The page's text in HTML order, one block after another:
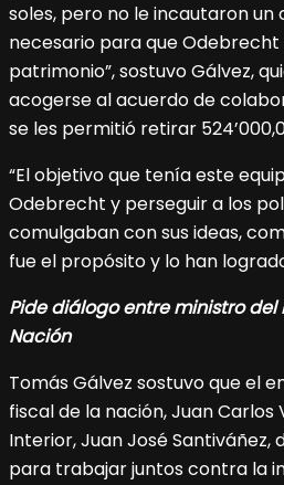
soles, pero no le incautaron un
necesario para que Odebrecht
patrimonio”, sostuvo Gálvez,
acogerse al acuerdo de
se les permitió retirar
“El objetivo que tenía este
Odebrecht y perseguir a los
comulgaban con sus ideas,
fue el propósito y lo han
Pide diálogo entre ministro del
Nación
Tomás Gálvez sostuvo que el
fiscal de la nación, Juan Carlos
Interior, Juan José Santiváñez,
para trabajar juntos contra la